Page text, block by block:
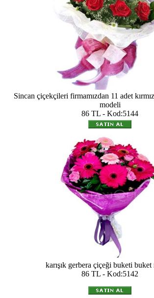
Sincan çiçekçileri firmamızdan 11 adet
modeli
86 TL - Kod:5144
karışık gerbera çiçeği buketi buket
86 TL - Kod:5142